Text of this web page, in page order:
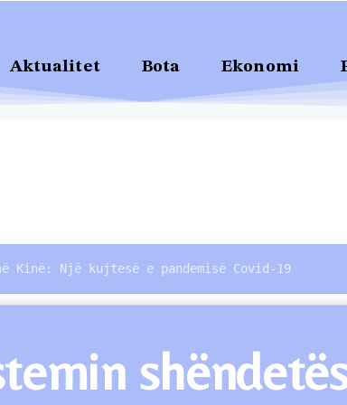
Aktualitet Bota Ekonomi
Kinë: Një kujtesë e pandemisë Covid-19